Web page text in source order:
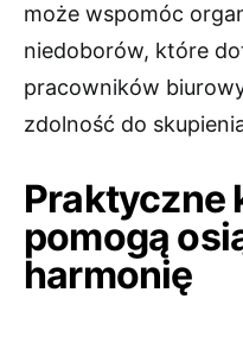
może wspomóc
niedoborów, które
pracowników
zdolność do
Praktyczne
pomogą
harmonię